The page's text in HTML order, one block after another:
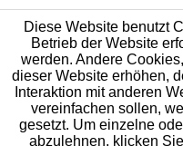
Diese Website benutzt
Betrieb der Website
werden. Andere
dieser Website erhöhen,
Interaktion mit anderen
vereinfachen sollen,
gesetzt. Um einzelne
abzulehnen, klicken